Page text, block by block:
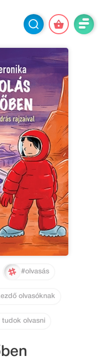
#olvasás
olvasóknak
tudok olvasni